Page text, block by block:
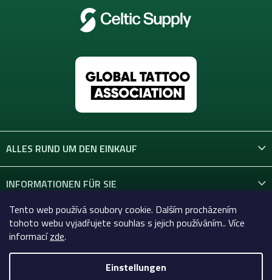
Tento web používá soubory cookie. Dalším procházením
tohoto webu vyjadřujete souhlas s jejich používáním.. Více
informacízde.
Einstellungen
ALLES RUND UM DEN EINKAUF
INFORMATIONEN FÜR SIE
KONTAKT